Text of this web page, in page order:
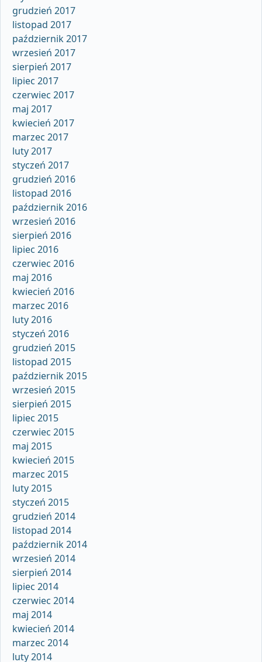
grudzień 2017
listopad 2017
październik 2017
wrzesień 2017
sierpień 2017
lipiec 2017
czerwiec 2017
maj 2017
kwiecień 2017
marzec 2017
luty 2017
styczeń 2017
grudzień 2016
listopad 2016
październik 2016
wrzesień 2016
sierpień 2016
lipiec 2016
czerwiec 2016
maj 2016
kwiecień 2016
marzec 2016
luty 2016
styczeń 2016
grudzień 2015
listopad 2015
październik 2015
wrzesień 2015
sierpień 2015
lipiec 2015
czerwiec 2015
maj 2015
kwiecień 2015
marzec 2015
luty 2015
styczeń 2015
grudzień 2014
listopad 2014
październik 2014
wrzesień 2014
sierpień 2014
lipiec 2014
czerwiec 2014
maj 2014
kwiecień 2014
marzec 2014
luty 2014